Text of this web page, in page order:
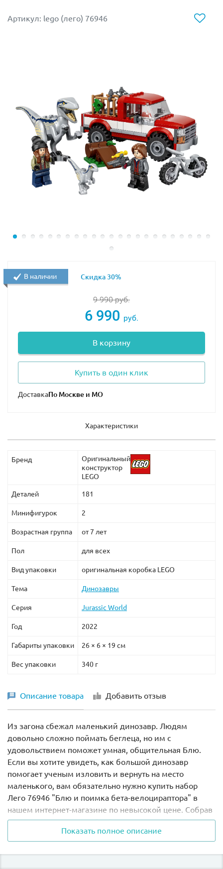
Артикул: lego (лего) 76946
9 990руб.
6 990 руб.
В корзину
Купить в один клик
Доставка
В наличии Скидка 30%
Характеристики
Бренд
Оригинальный
конструктор
LEGO
Деталей 181
Минифигурок 2
Возрастная группа от 7 лет
Пол для всех
Вид упаковки оригинальная коробка LEGO
Тема Динозавры
Серия Jurassic World
Год 2022
Габариты упаковки 26 × 6 × 19 см
Вес упаковки 340 г
Описание товара Добавить отзыв
Из загона сбежал маленький динозавр. Людям
довольно сложно поймать беглеца, но им с
удовольствием поможет умная, общительная Блю.
Если вы хотите увидеть, как большой динозавр
помогает ученым изловить и вернуть на место
маленького, вам обязательно нужно купить набор
Лего 76946 "Блю и поимка бета-велоцираптора" в
нашем интернет-магазине по невысокой цене. Собрав
инсталляцию по подробной инструкции, вы сможете
понаблюдать за происходящими приключениями.
Маленькие динозавры часто пытаются сбежать. Они
Показать полное описание